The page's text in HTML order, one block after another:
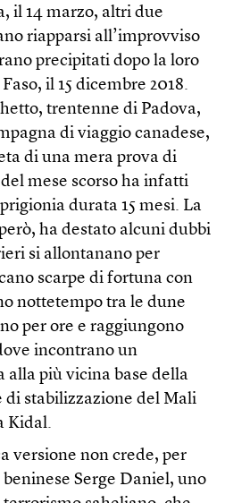
il 14 marzo, altri due
riapparsi all’improvviso
precipitati dopo la loro
il 15 dicembre 2018.
trentenne di Padova,
di viaggio canadese,
di una mera prova di
mese scorso ha infatti
durata 15 mesi. La
ha destato alcuni dubbi
si allontanano per
scarpe di fortuna con
nottetempo tra le dune
per ore e raggiungono
incontrano un
alla più vicina base della
di stabilizzazione del Mali
Kidal.
versione non crede, per
Serge Daniel, uno